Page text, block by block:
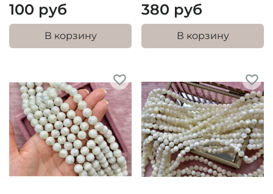
100 руб
В корзину
380 руб
В корзину